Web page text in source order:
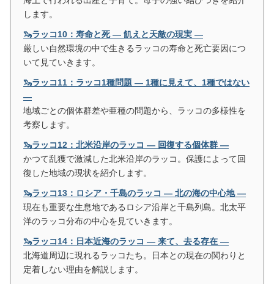
します。
🦦ラッコ10：寿命と死 ― 飢えと天敵の現実 ―
厳しい自然環境の中で生きるラッコの寿命と死亡要因につ
いて見ていきます。
🦦ラッコ11：ラッコ1種問題 ― 1種に見えて、1種ではない
―
地域ごとの個体群差や亜種の問題から、ラッコの多様性を
考察します。
🦦ラッコ12：北米沿岸のラッコ ― 回復する個体群 ―
かつて乱獲で激減した北米沿岸のラッコ。保護によって回
復した地域の現状を紹介します。
🦦ラッコ13：ロシア・千島のラッコ ― 北の海の中心地 ―
現在も重要な生息地であるロシア沿岸と千島列島。北太平
洋のラッコ分布の中心を見ていきます。
🦦ラッコ14：日本近海のラッコ ― 来て、去る存在 ―
北海道周辺に現れるラッコたち。日本との現在の関わりと
定着しない理由を解説します。